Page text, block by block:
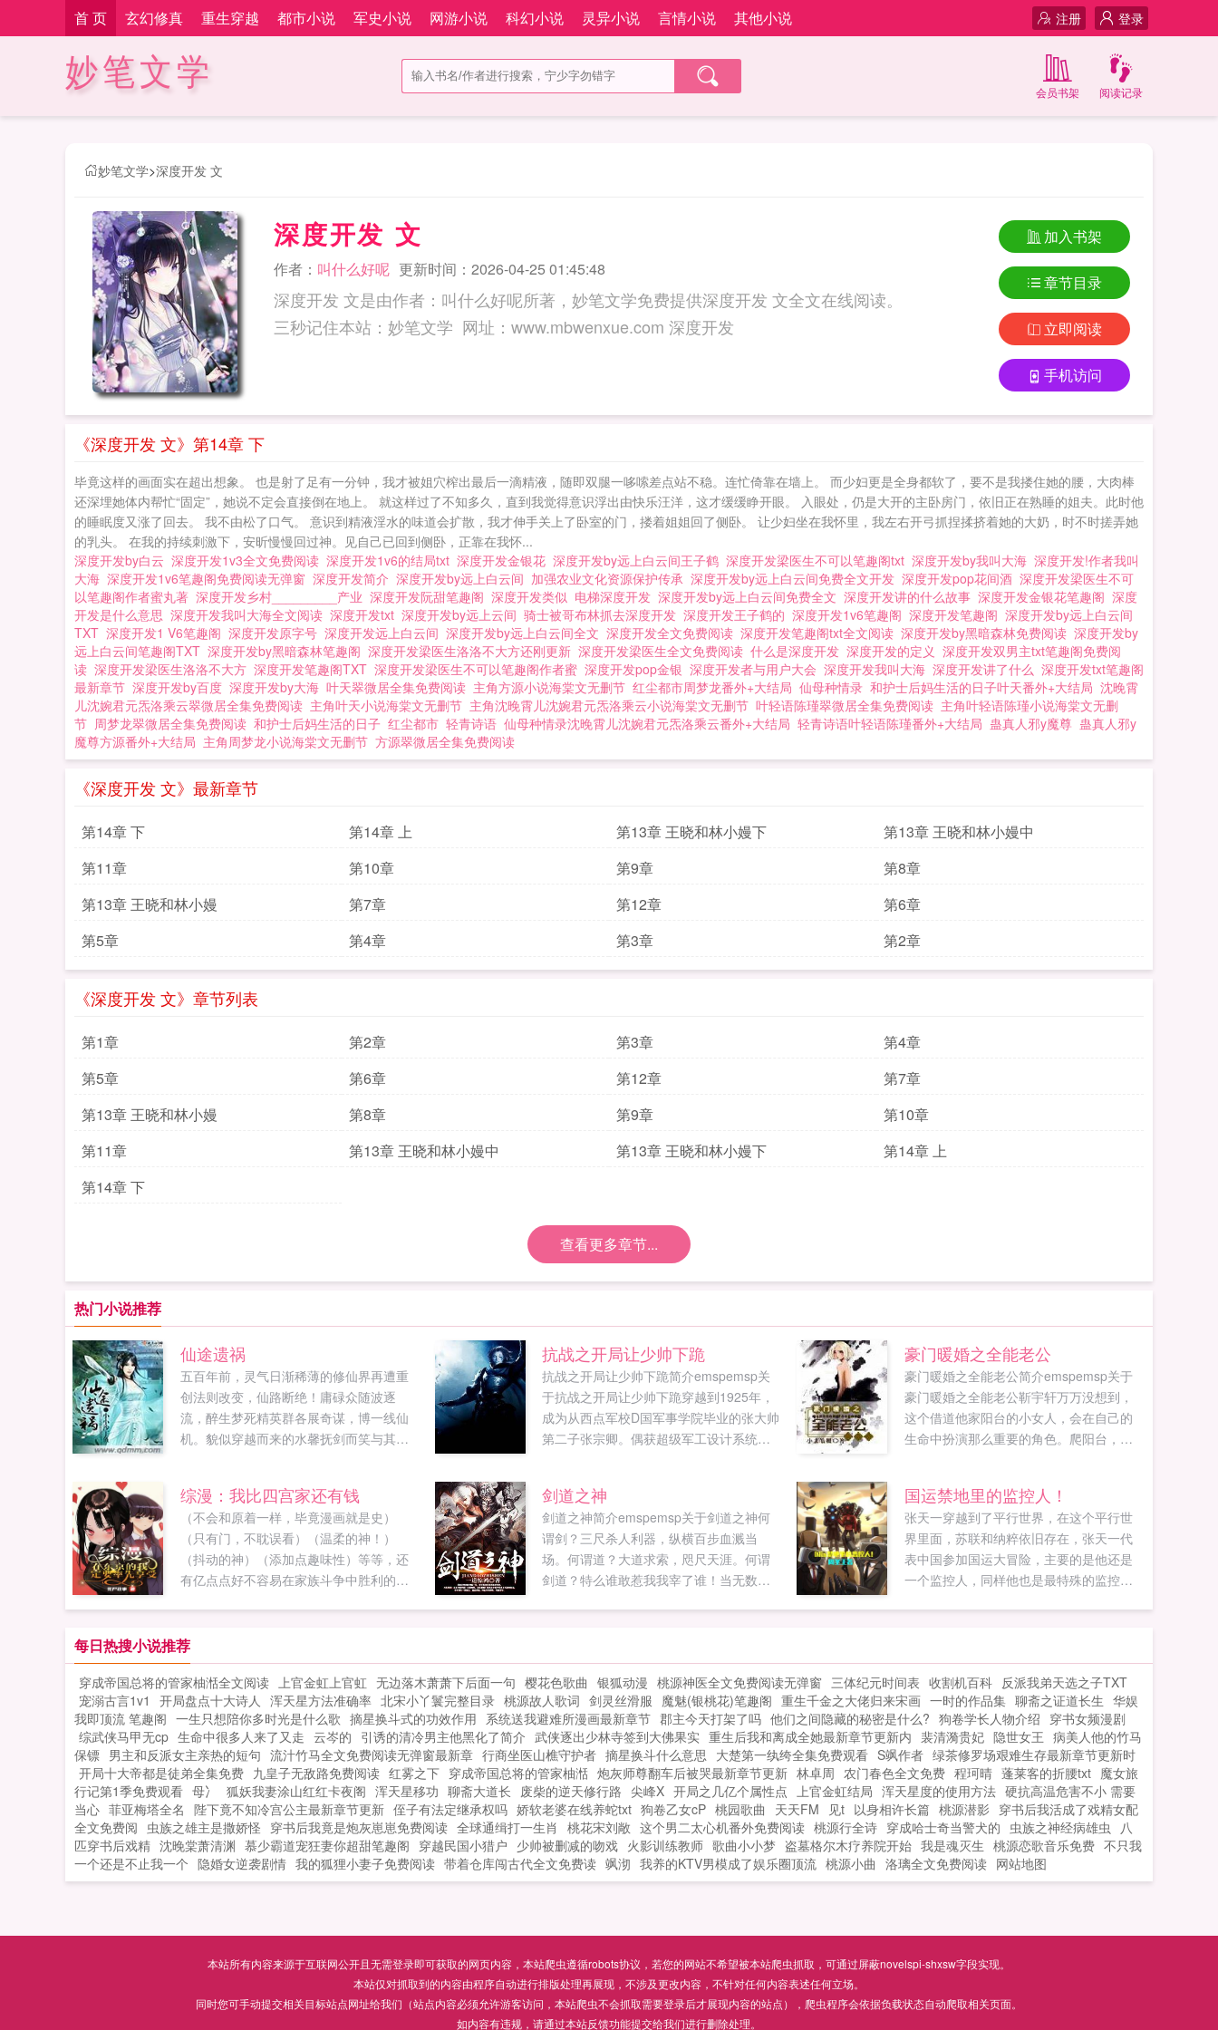
首 页 玄幻修真 重生穿越 都市小说 军史小说 网游小说 科幻小说 灵异小说 言情小说 其他小说 登录
注册
妙笔文学 阅读记录
会员书架
妙笔文学>深度开发 文
深度开发 文
作者： 叫什么好呢 更新时间：2026-04-25 01:45:48
深度开发 文是由作者：叫什么好呢所著，妙笔文学免费提供深度开发 文全文在线阅读。
三秒记住本站：妙笔文学 网址：www.mbwenxue.com 深度开发
加入书架
章节目录
立即阅读
手机访问
《深度开发 文》第14章 下
毕竟这样的画面实在超出想象。 也是射了足有一分钟，我才被姐穴榨出最后一滴精液，随即双腿一哆嗦差点站不稳。连忙倚靠在墙上。 而少妇更是全身都软了，要不是我搂住她的腰，大肉棒
还深埋她体内帮忙“固定”，她说不定会直接倒在地上。 就这样过了不知多久，直到我觉得意识浮出由快乐汪洋，这才缓缓睁开眼。 入眼处，仍是大开的主卧房门，依旧正在熟睡的姐夫。此时他
的睡眠度又涨了回去。 我不由松了口气。 意识到精液淫水的味道会扩散，我才伸手关上了卧室的门，搂着姐姐回了侧卧。 让少妇坐在我怀里，我左右开弓抓捏揉挤着她的大奶，时不时搓弄她
的乳头。 在我的持续刺激下，安昕慢慢回过神。见自己已回到侧卧，正靠在我怀...
深度开发by白云 深度开发1v3全文免费阅读 深度开发1v6的结局txt 深度开发金银花 深度开发by远上白云间王子鹤 深度开发梁医生不可以笔趣阁txt 深度开发by我叫大海 深度开发!作者我叫
大海 深度开发1v6笔趣阁免费阅读无弹窗 深度开发简介 深度开发by远上白云间 加强农业文化资源保护传承 深度开发by远上白云间免费全文开发 深度开发pop花间酒 深度开发梁医生不可
以笔趣阁作者蜜丸著 深度开发乡村_________产业 深度开发阮甜笔趣阁 深度开发类似 电梯深度开发 深度开发by远上白云间免费全文 深度开发讲的什么故事 深度开发金银花笔趣阁 深度
开发是什么意思 深度开发我叫大海全文阅读 深度开发txt 深度开发by远上云间 骑士被哥布林抓去深度开发 深度开发王子鹤的 深度开发1v6笔趣阁 深度开发笔趣阁 深度开发by远上白云间
TXT 深度开发1 V6笔趣阁 深度开发原字号 深度开发远上白云间 深度开发by远上白云间全文 深度开发全文免费阅读 深度开发笔趣阁txt全文阅读 深度开发by黑暗森林免费阅读 深度开发by
远上白云间笔趣阁TXT 深度开发by黑暗森林笔趣阁 深度开发梁医生洛洛不大方还刚更新 深度开发梁医生全文免费阅读 什么是深度开发 深度开发的定义 深度开发双男主txt笔趣阁免费阅
读 深度开发梁医生洛洛不大方 深度开发笔趣阁TXT 深度开发梁医生不可以笔趣阁作者蜜 深度开发pop金银 深度开发者与用户大会 深度开发我叫大海 深度开发讲了什么 深度开发txt笔趣阁
最新章节 深度开发by百度 深度开发by大海 叶天翠微居全集免费阅读 主角方源小说海棠文无删节 红尘都市周梦龙番外+大结局 仙母种情录 和护士后妈生活的日子叶天番外+大结局 沈晚霄
儿沈婉君元炁洛乘云翠微居全集免费阅读 主角叶天小说海棠文无删节 主角沈晚霄儿沈婉君元炁洛乘云小说海棠文无删节 叶轻语陈瑾翠微居全集免费阅读 主角叶轻语陈瑾小说海棠文无删
节 周梦龙翠微居全集免费阅读 和护士后妈生活的日子 红尘都市 轻青诗语 仙母种情录沈晚霄儿沈婉君元炁洛乘云番外+大结局 轻青诗语叶轻语陈瑾番外+大结局 蛊真人邪y魔尊 蛊真人邪y
魔尊方源番外+大结局 主角周梦龙小说海棠文无删节 方源翠微居全集免费阅读
《深度开发 文》最新章节
第14章 下 第14章 上 第13章 王晓和林小嫚下
第13章 王晓和林小嫚中
第11章
第10章 第9章
第8章
第13章 王晓和林小嫚
第7章 第12章
第6章
第5章
第4章 第3章 第2章
《深度开发 文》章节列表
第1章 第2章 第3章
第4章
第5章
第6章 第12章
第7章
第13章 王晓和林小嫚
第8章 第9章
第10章
第11章
第13章 王晓和林小嫚中 第13章 王晓和林小嫚下
第14章 上
第14章 下
查看更多章节...
热门小说推荐
仙途遗祸
五百年前，灵气日渐稀薄的修仙界再遭重
创法则改变，仙路断绝！庸碌众随波逐
流，醉生梦死精英群各展奇谋，博一线仙
机。貌似穿越而来的水馨抚剑而笑与其和
人，似乎也不只她一个？PS第一卷算是前
传，画风有点不大一样群号480560950...
抗战之开局让少帅下跪
抗战之开局让少帅下跪简介emspemsp关
于抗战之开局让少帅下跪穿越到1925年，
成为从西点军校D国军事学院毕业的张大帅
第二子张宗卿。偶获超级军工设计系统，
华国在二公子的带领下自此复兴，傲立于
世。首发44b44comωoо1⒏υip...
豪门暖婚之全能老公
豪门暖婚之全能老公简介emspemsp关于
豪门暖婚之全能老公靳宇轩万万没想到，
这个借道他家阳台的小女人，会在自己的
生命中扮演那么重要的角色。爬阳台，踩
地，靳少爷...
综漫：我比四宫家还有钱
（不会和原着一样，毕竟漫画就是史）
（只有门，不耽误看）（温柔的神！）
（抖动的神）（添加点趣味性）等等，还
有亿点点好不容易在家族斗争中胜利的白
了？为什么还要完成学业啊！白尘为什么
天才还需要上学呢？我也想去环游世界啊
喂！白父不行哦白母...
剑道之神
剑道之神简介emspemsp关于剑道之神何
谓剑？三尺杀人利器，纵横百步血溅当
场。何谓道？大道求索，咫尺天涯。何谓
剑道？特么谁敢惹我我宰了谁！当无数巅
国运禁地里的监控人！
张天一穿越到了平行世界，在这个平行世
界里面，苏联和纳粹依旧存在，张天一代
表中国参加国运大冒险，主要的是他还是
一个监控人，同样他也是最特殊的监控
有泰坦单位，会在后续的部分出现对付敌
人，其余国家还在为如何消灭怪物发...
每日热搜小说推荐
穿成帝国总将的管家柚湉全文阅读 上官金虹上官虹 无边落木萧萧下后面一句 樱花色歌曲 银狐动漫 桃源神医全文免费阅读无弹窗 三体纪元时间表 收割机百科 反派我弟天选之子TXT
宠溺古言1v1
开局盘点十大诗人 浑天星方法准确率 北宋小丫鬟完整目录 桃源故人歌词 剑灵丝滑服 魔魅(银桃花)笔趣阁 重生千金之大佬归来宋画 一时的作品集 聊斋之证道长生 华娱
我即顶流 笔趣阁 一生只想陪你多时光是什么歌 摘星换斗式的功效作用 系统送我避难所漫画最新章节 郡主今天打架了吗 他们之间隐藏的秘密是什么? 狗卷学长人物介绍 穿书女频漫剧
综武侠马甲无cp 生命中很多人来了又走 云岑的 引诱的清冷男主他黑化了简介 武侠逐出少林寺签到大佛果实 重生后我和离成全她最新章节更新内 裴清漪贵妃 隐世女王 病美人他的竹马
保镖 男主和反派女主亲热的短句 流汁竹马全文免费阅读无弹窗最新章 行商坐医山樵守护者 摘星换斗什么意思 大楚第一纨绔全集免费观看 S飒作者 绿茶修罗场艰难生存最新章节更新时
开局十大帝都是徒弟全集免费 九皇子无敌路免费阅读 红雾之下 穿成帝国总将的管家柚湉 炮灰师尊翻车后被哭最新章节更新 林卓周 农门春色全文免费 程珂晴 蓬莱客的折腰txt 魔女旅
行记第1季免费观看 母冫 狐妖我妻涂山红红卡夜阁 浑天星移功 聊斋大道长 废柴的逆天修行路 尖峰X 开局之几亿个属性点 上官金虹结局 浑天星度的使用方法 硬抗高温危害不小 需要
当心 菲亚梅塔全名 陛下竟不知冷宫公主最新章节更新 侄子有法定继承权吗 娇软老婆在线养蛇txt 狗卷乙女cP 桃园歌曲 天天FM 见t 以身相许长篇 桃源潜影 穿书后我活成了戏精女配
全文免费阅 虫族之雄主是撒娇怪 穿书后我竟是炮灰崽崽免费阅读 全球通缉打一生肖 桃花宋刘敞 这个男二太心机番外免费阅读 桃源行全诗 穿成哈士奇当警犬的 虫族之神经病雄虫
八
匹穿书后戏精 沈晚棠萧清渊 慕少霸道宠狂妻你超甜笔趣阁 穿越民国小猎户 少帅被删减的吻戏 火影训练教师 歌曲小小梦 盗墓格尔木疗养院开始 我是魂灭生 桃源恋歌音乐免费 不只我
一个还是不止我一个 隐婚女逆袭剧情 我的狐狸小妻子免费阅读 带着仓库闯古代全文免费读 飒沏 我养的KTV男模成了娱乐圈顶流 桃源小曲 洛璃全文免费阅读 网站地图
本站所有内容来源于互联网公开且无需登录即可获取的网页内容，本站爬虫遵循robots协议，若您的网站不希望被本站爬虫抓取，可通过屏蔽novelspi-shxsw字段实现。
本站仅对抓取到的内容由程序自动进行排版处理再展现，不涉及更改内容，不针对任何内容表述任何立场。
同时您可手动提交相关目标站点网址给我们（站点内容必须允许游客访问，本站爬虫不会抓取需要登录后才展现内容的站点），爬虫程序会依据负载状态自动爬取相关页面。
如内容有违规，请通过本站反馈功能提交给我们进行删除处理。